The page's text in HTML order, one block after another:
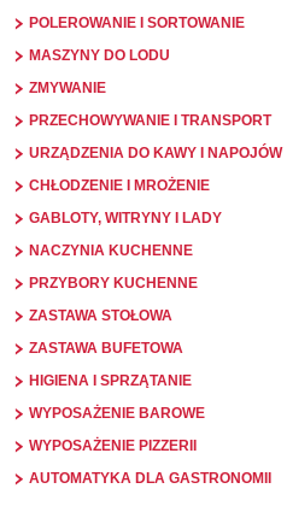
POLEROWANIE I SORTOWANIE
MASZYNY DO LODU
ZMYWANIE
PRZECHOWYWANIE I TRANSPORT
URZĄDZENIA DO KAWY I NAPOJÓW
CHŁODZENIE I MROŻENIE
GABLOTY, WITRYNY I LADY
NACZYNIA KUCHENNE
PRZYBORY KUCHENNE
ZASTAWA STOŁOWA
ZASTAWA BUFETOWA
HIGIENA I SPRZĄTANIE
WYPOSAŻENIE BAROWE
WYPOSAŻENIE PIZZERII
AUTOMATYKA DLA GASTRONOMII